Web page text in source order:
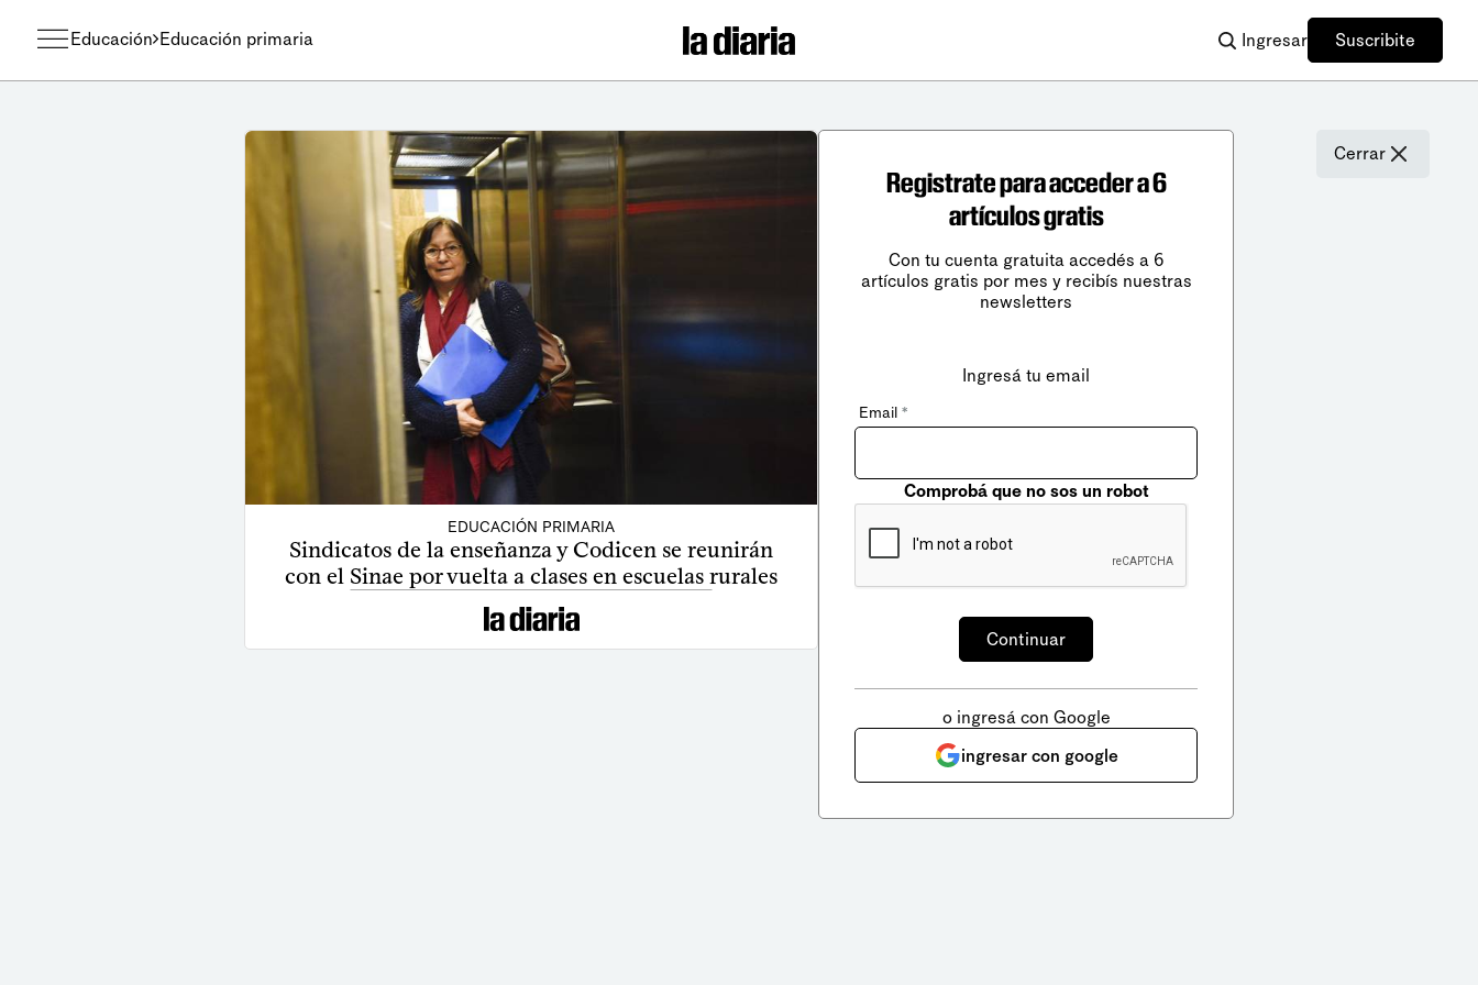
Educación Educación primaria Ingresar Suscribite
EDUCACIÓN PRIMARIA
Sindicatos de la enseñanza y Codicen se reunirán
con el Sinae por vuelta a clases en escuelas rurales
Cerrar
Registrate para acceder a 6
artículos gratis
Con tu cuenta gratuita accedés a 6
artículos gratis por mes y recibís nuestras
newsletters
Ingresá tu email
Email *
Comprobá que no sos un robot
o ingresá con Google
ingresar con google